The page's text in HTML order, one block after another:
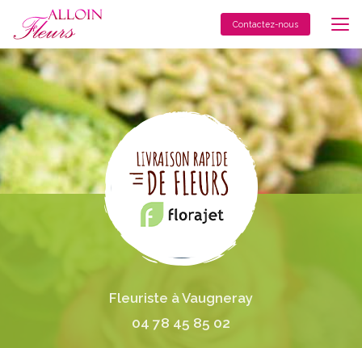
contenu
principal
Contactez-nous
Fleuriste à Vaugneray
04 78 45 85 02